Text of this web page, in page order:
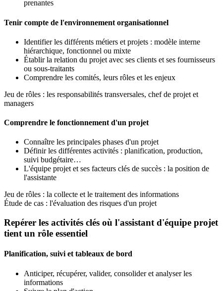
prenantes
Tenir compte de l'environnement organisationnel
Identifier les différents métiers et projets : modèle interne
hiérarchique, fonctionnel ou mixte
Établir la relation du projet avec ses clients et ses fournisseurs
ou sous-traitants
Comprendre les comités, leurs rôles et les enjeux
Jeu de rôles : les responsabilités transversales, chef de projet et
managers
Comprendre le fonctionnement d'un projet
Connaître les principales phases d'un projet
Définir les différentes activités : planification, production,
suivi budgétaire…
L'équipe projet et ses facteurs clés de succès : la position de
l'assistante
Jeu de rôles : la collecte et le traitement des informations
Étude de cas : l'évaluation des risques d'un projet
Repérer les activités clés où l'assistant d'équipe projet
tient un rôle essentiel
Planification, suivi et tableaux de bord
Anticiper, récupérer, valider, consolider et analyser les
informations